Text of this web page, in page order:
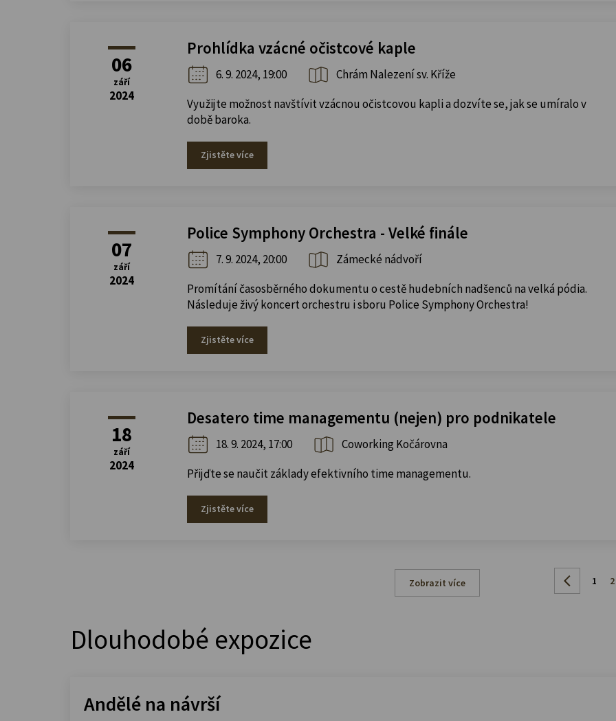
06
září
2024
Prohlídka vzácné očistcové kaple
6. 9. 2024, 19:00
Chrám Nalezení sv. Kříže
Využijte možnost navštívit vzácnou očistcovou kapli a dozvíte se, jak se umíralo v
době baroka.
Zjistěte více
07
září
2024
Police Symphony Orchestra - Velké finále
7. 9. 2024, 20:00
Zámecké nádvoří
Promítání časosběrného dokumentu o cestě hudebních nadšenců na velká pódia.
Následuje živý koncert orchestru i sboru Police Symphony Orchestra!
Zjistěte více
18
září
2024
Desatero time managementu (nejen) pro podnikatele
18. 9. 2024, 17:00
Coworking Kočárovna
Přijďte se naučit základy efektivního time managementu.
Zjistěte více
Zobrazit více 1 2
Dlouhodobé expozice
Andělé na návrší